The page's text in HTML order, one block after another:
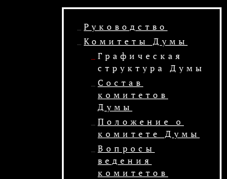
Руководство
Комитеты Думы
Графическая
структура Думы
Состав
комитетов
Думы
Положение о
комитете Думы
Вопросы
ведения
комитетов